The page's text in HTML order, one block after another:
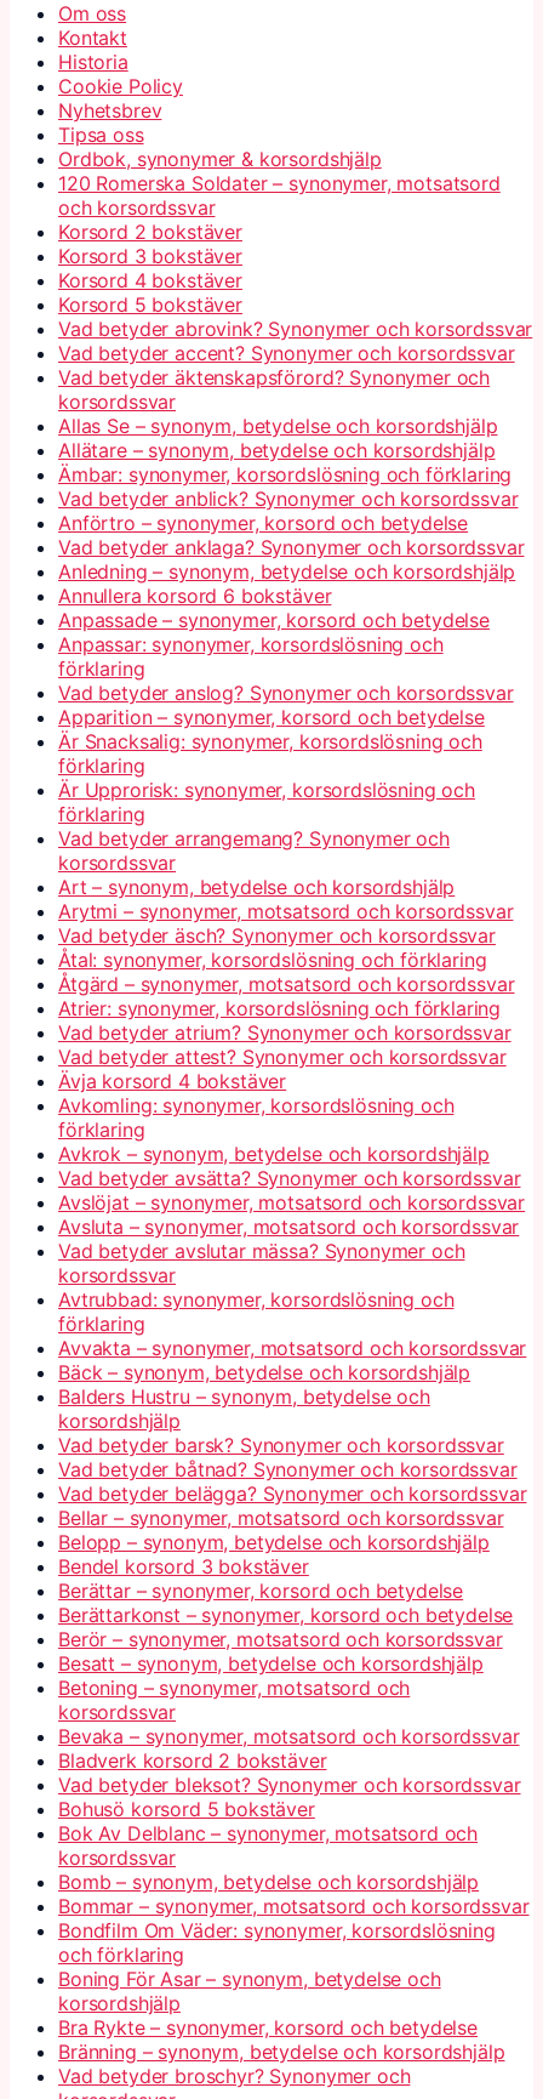
Om oss
Kontakt
Historia
Cookie Policy
Nyhetsbrev
Tipsa oss
Ordbok, synonymer & korsordshjälp
120 Romerska Soldater – synonymer, motsatsord
och korsordssvar
Korsord 2 bokstäver
Korsord 3 bokstäver
Korsord 4 bokstäver
Korsord 5 bokstäver
Vad betyder abrovink? Synonymer och korsordssvar
Vad betyder accent? Synonymer och korsordssvar
Vad betyder äktenskapsförord? Synonymer och
korsordssvar
Allas Se – synonym, betydelse och korsordshjälp
Allätare – synonym, betydelse och korsordshjälp
Ämbar: synonymer, korsordslösning och förklaring
Vad betyder anblick? Synonymer och korsordssvar
Anförtro – synonymer, korsord och betydelse
Vad betyder anklaga? Synonymer och korsordssvar
Anledning – synonym, betydelse och korsordshjälp
Annullera korsord 6 bokstäver
Anpassade – synonymer, korsord och betydelse
Anpassar: synonymer, korsordslösning och
förklaring
Vad betyder anslog? Synonymer och korsordssvar
Apparition – synonymer, korsord och betydelse
Är Snacksalig: synonymer, korsordslösning och
förklaring
Är Upprorisk: synonymer, korsordslösning och
förklaring
Vad betyder arrangemang? Synonymer och
korsordssvar
Art – synonym, betydelse och korsordshjälp
Arytmi – synonymer, motsatsord och korsordssvar
Vad betyder äsch? Synonymer och korsordssvar
Åtal: synonymer, korsordslösning och förklaring
Åtgärd – synonymer, motsatsord och korsordssvar
Atrier: synonymer, korsordslösning och förklaring
Vad betyder atrium? Synonymer och korsordssvar
Vad betyder attest? Synonymer och korsordssvar
Ävja korsord 4 bokstäver
Avkomling: synonymer, korsordslösning och
förklaring
Avkrok – synonym, betydelse och korsordshjälp
Vad betyder avsätta? Synonymer och korsordssvar
Avslöjat – synonymer, motsatsord och korsordssvar
Avsluta – synonymer, motsatsord och korsordssvar
Vad betyder avslutar mässa? Synonymer och
korsordssvar
Avtrubbad: synonymer, korsordslösning och
förklaring
Avvakta – synonymer, motsatsord och korsordssvar
Bäck – synonym, betydelse och korsordshjälp
Balders Hustru – synonym, betydelse och
korsordshjälp
Vad betyder barsk? Synonymer och korsordssvar
Vad betyder båtnad? Synonymer och korsordssvar
Vad betyder belägga? Synonymer och korsordssvar
Bellar – synonymer, motsatsord och korsordssvar
Belopp – synonym, betydelse och korsordshjälp
Bendel korsord 3 bokstäver
Berättar – synonymer, korsord och betydelse
Berättarkonst – synonymer, korsord och betydelse
Berör – synonymer, motsatsord och korsordssvar
Besatt – synonym, betydelse och korsordshjälp
Betoning – synonymer, motsatsord och
korsordssvar
Bevaka – synonymer, motsatsord och korsordssvar
Bladverk korsord 2 bokstäver
Vad betyder bleksot? Synonymer och korsordssvar
Bohusö korsord 5 bokstäver
Bok Av Delblanc – synonymer, motsatsord och
korsordssvar
Bomb – synonym, betydelse och korsordshjälp
Bommar – synonymer, motsatsord och korsordssvar
Bondfilm Om Väder: synonymer, korsordslösning
och förklaring
Boning För Asar – synonym, betydelse och
korsordshjälp
Bra Rykte – synonymer, korsord och betydelse
Bränning – synonym, betydelse och korsordshjälp
Vad betyder broschyr? Synonymer och